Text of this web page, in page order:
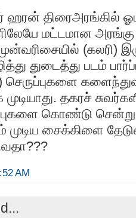
ஹரன் திரைஅரங்கில்
மட்டமான
(கலரி)
துடைத்து படம்
தகரச்
கொண்டு சென்று
முடிய சைக்கிளை
AM